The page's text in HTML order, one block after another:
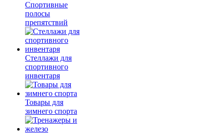
Спортивные
полосы
препятствий
Стеллажи для
спортивного
инвентаря
Товары для
зимнего спорта